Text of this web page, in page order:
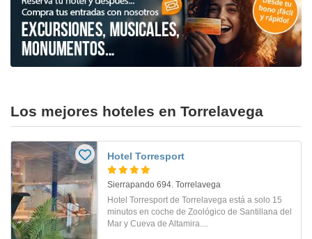
Los mejores hoteles en Torrelavega
Hotel Torresport
Sierrapando 694. Torrelavega
Hotel Torresport de Torrelavega está a solo 15
minutos en coche de Zoológico de Santillana del
Mar y Cueva de Altamira....